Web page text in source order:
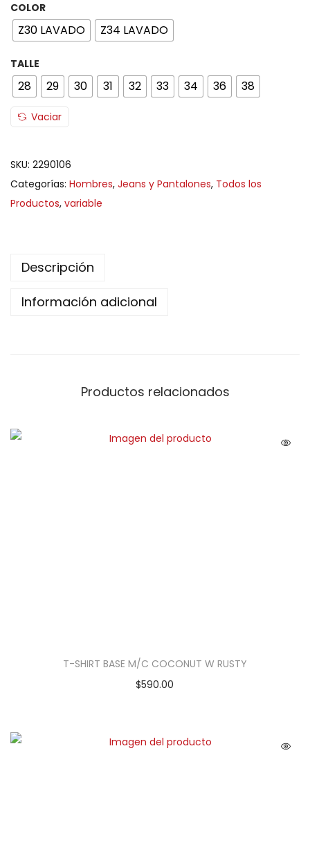
COLOR
Z30 LAVADO Z34 LAVADO
TALLE
28 29 30 31 32 33 34 36 38
Vaciar
SKU: 2290106
Categorías: Hombres, Jeans y Pantalones, Todos los
Productos, variable
Descripción
Información adicional
Productos relacionados
T-SHIRT BASE M/C COCONUT W RUSTY
$590.00